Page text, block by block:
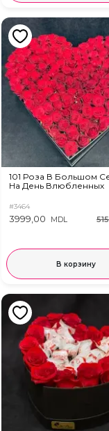
101 Роза В Большом
На День Влюбленных
#3464
3999,00 MDL
В корзину